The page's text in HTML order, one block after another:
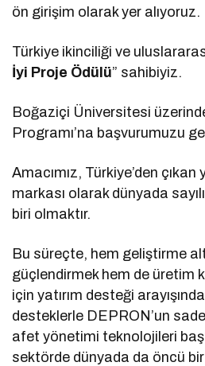
ön girişim olarak yer alıyoruz.
Türkiye ikinciliği ve
İyi Proje Ödülü” sahibiyiz.
Boğaziçi Üniversitesi
Programı’na başvurumuzu
Amacımız, Türkiye’den
markası olarak dünyada
biri olmaktır.
Bu süreçte, hem geliştirme
güçlendirmek hem de üretim
için yatırım desteği
desteklerle DEPRON’un
afet yönetimi teknolojileri
sektörde dünyada da öncü